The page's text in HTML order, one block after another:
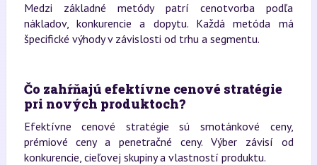
Medzi základné metódy patrí cenotvorba podľa
nákladov, konkurencie a dopytu. Každá metóda má
špecifické výhody v závislosti od trhu a segmentu.
Čo zahŕňajú efektívne cenové stratégie
pri nových produktoch?
Efektívne cenové stratégie sú smotánkové ceny,
prémiové ceny a penetračné ceny. Výber závisí od
konkurencie, cieľovej skupiny a vlastností produktu.